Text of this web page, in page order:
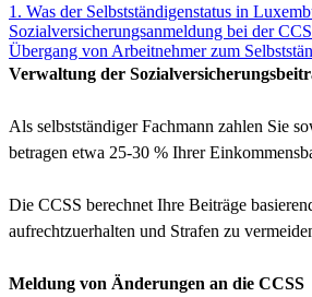
1. Was der Selbstständigenstatus in
Sozialversicherungsanmeldung bei der
Übergang von Arbeitnehmer zum
Verwaltung der
Als selbstständiger Fachmann zahlen Sie
betragen etwa 25-30 % Ihrer
Die CCSS berechnet Ihre Beiträge
aufrechtzuerhalten und Strafen zu
Meldung von Änderungen an die CCSS